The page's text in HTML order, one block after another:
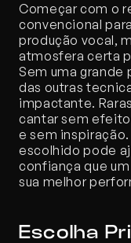
Começar com o
convencional
produção vocal,
atmosfera certa
Sem uma grande
das outras
impactante.
cantar sem
e sem
escolhido pode
confiança que
sua melhor
Escolha